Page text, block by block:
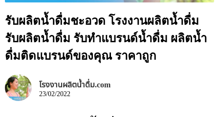
รับผลิตน้ำดื่มชะอวด โรงงานผลิตน้ำดื่ม
รับผลิตน้ำดื่ม รับทำแบรนด์น้ำดื่ม ผลิตน้ำ
ดื่มติดแบรนด์ของคุณ ราคาถูก
โรงงานผลิตน้ำดื่ม.com
23/02/2022